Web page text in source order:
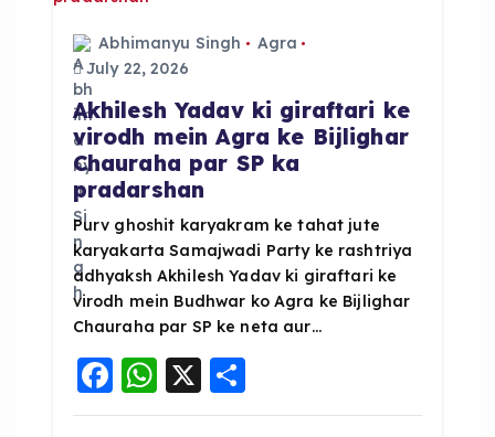
Abhimanyu Singh
Agra
July 22, 2026
Akhilesh Yadav ki giraftari ke
virodh mein Agra ke Bijlighar
Chauraha par SP ka
pradarshan
Purv ghoshit karyakram ke tahat jute
karyakarta Samajwadi Party ke rashtriya
adhyaksh Akhilesh Yadav ki giraftari ke
virodh mein Budhwar ko Agra ke Bijlighar
Chauraha par SP ke neta aur…
F
a
W
h
X S
h